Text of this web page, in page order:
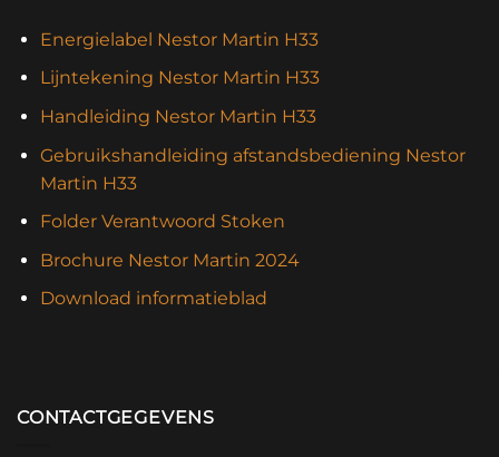
Energielabel Nestor Martin H33
Lijntekening Nestor Martin H33
Handleiding Nestor Martin H33
Gebruikshandleiding afstandsbediening Nestor
Martin H33
Folder Verantwoord Stoken
Brochure Nestor Martin 2024
Download informatieblad
CONTACTGEGEVENS